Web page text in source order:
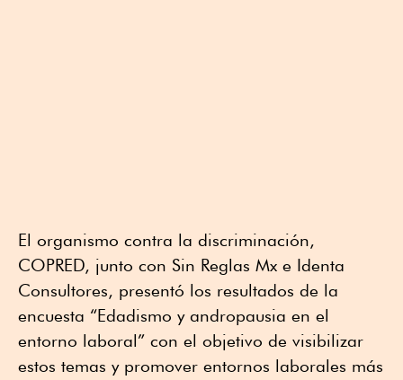
El organismo contra la discriminación,
COPRED, junto con Sin Reglas Mx e Identa
Consultores, presentó los resultados de la
encuesta “Edadismo y andropausia en el
entorno laboral” con el objetivo de visibilizar
estos temas y promover entornos laborales más